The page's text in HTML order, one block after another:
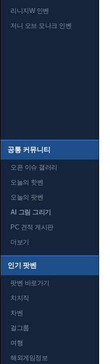
리니지W 인벤
저니 오브 모나크 인벤
공통 커뮤니티
오픈 이슈 갤러리
오늘의 핫벤
오늘의 팟벤
AI 그림 그리기
PC 견적 게시판
더보기
인기 팟벤
팟벤 바로가기
치지직
차벤
걸그룹
여행
해외게임정보